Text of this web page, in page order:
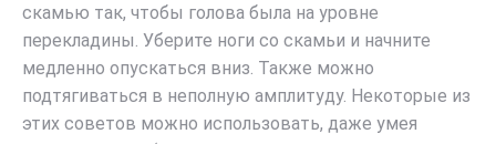
скамью так, чтобы голова была на уровне
перекладины. Уберите ноги со скамьи и начните
медленно опускаться вниз. Также можно
подтягиваться в неполную амплитуду. Некоторые из
этих советов можно использовать, даже умея